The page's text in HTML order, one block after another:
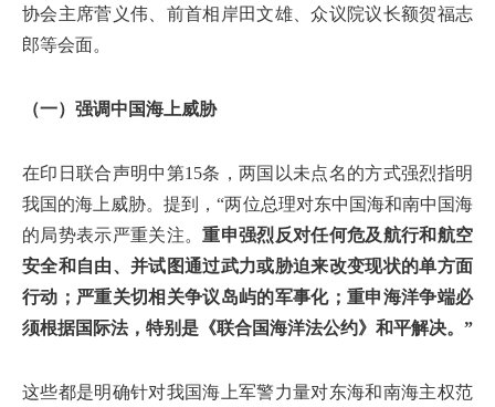
协会主席菅义伟、前首相岸田文雄、众议院议长额贺福志
郎等会面。
（一）强调中国海上威胁
在印日联合声明中第15条，两国以未点名的方式强烈指明
我国的海上威胁。提到，“两位总理对东中国海和南中国海
的局势表示严重关注。重申强烈反对任何危及航行和航空
安全和自由、并试图通过武力或胁迫来改变现状的单方面
行动；严重关切相关争议岛屿的军事化； 重申海洋争端必
须根据国际法，特别是《联合国海洋法公约》和平解决。”
这些都是明确针对我国海上军警力量对东海和南海主权范